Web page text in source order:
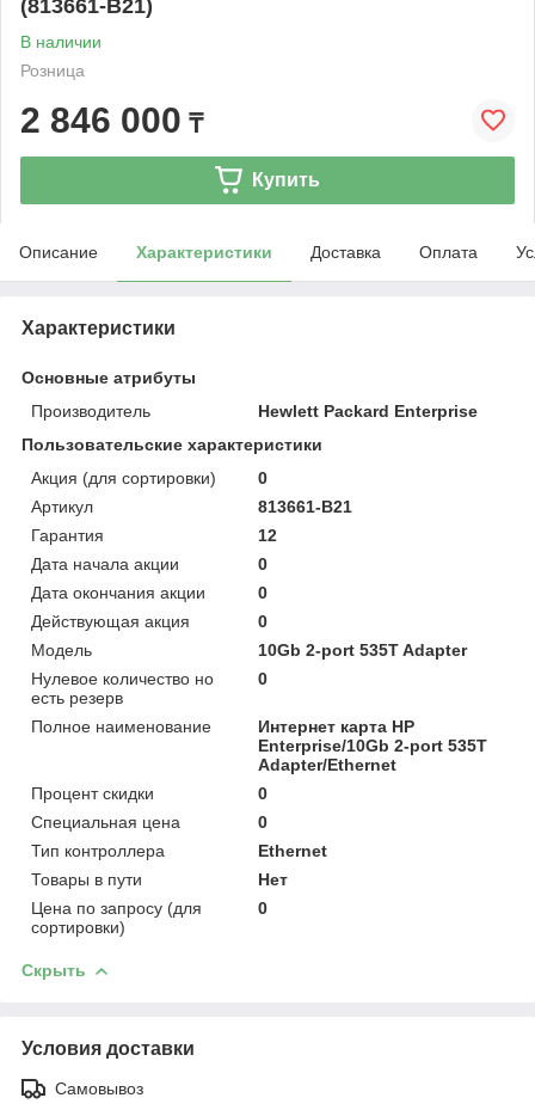
(813661-B21)
В наличии
Розница
2 846 000 ₸
Купить
Описание Характеристики Доставка Оплата
Характеристики
Основные атрибуты
Производитель
Hewlett Packard Enterprise
Пользовательские характеристики
Акция (для сортировки)
0
Артикул
813661-B21
Гарантия
12
Дата начала акции
0
Дата окончания акции
0
Действующая акция
0
Модель
10Gb 2-port 535T Adapter
Нулевое количество но
есть резерв
0
Полное наименование
Интернет карта HP
Enterprise/10Gb 2-port 535T
Adapter/Ethernet
Процент скидки
0
Специальная цена
0
Тип контроллера
Ethernet
Товары в пути
Нет
Цена по запросу (для
сортировки)
0
Скрыть
Условия доставки
Самовывоз